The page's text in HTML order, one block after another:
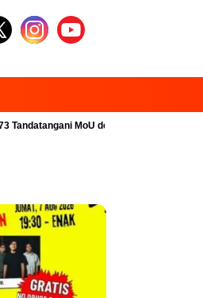
MoU dengan 23 Industri Pariwisata dan